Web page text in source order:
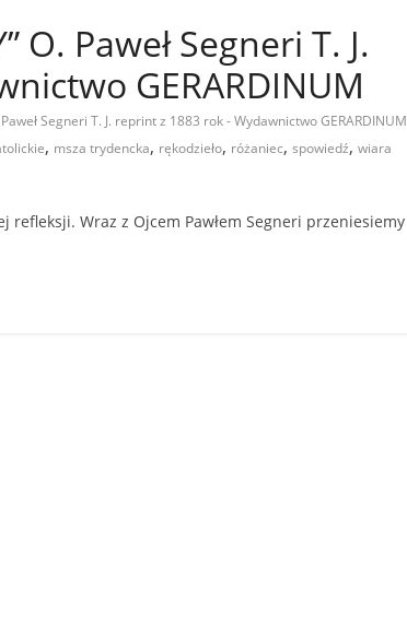
O. Paweł Segneri T. J.
GERARDINUM
Segneri T. J. reprint z 1883 rok - Wydawnictwo GERARDINUM
, msza trydencka, rękodzieło, różaniec, spowiedź, wiara
refleksji. Wraz z Ojcem Pawłem Segneri przeniesiemy